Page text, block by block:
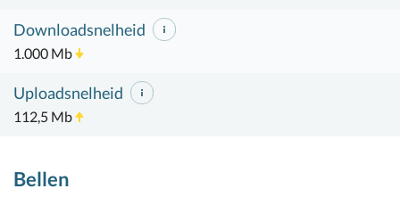
Downloadsnelheid
1.000 Mb
Uploadsnelheid
112,5 Mb
Bellen